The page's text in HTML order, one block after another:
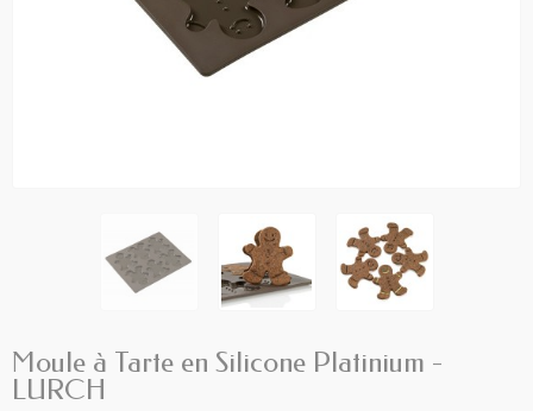
Moule à Tarte en Silicone Platinium -
LURCH